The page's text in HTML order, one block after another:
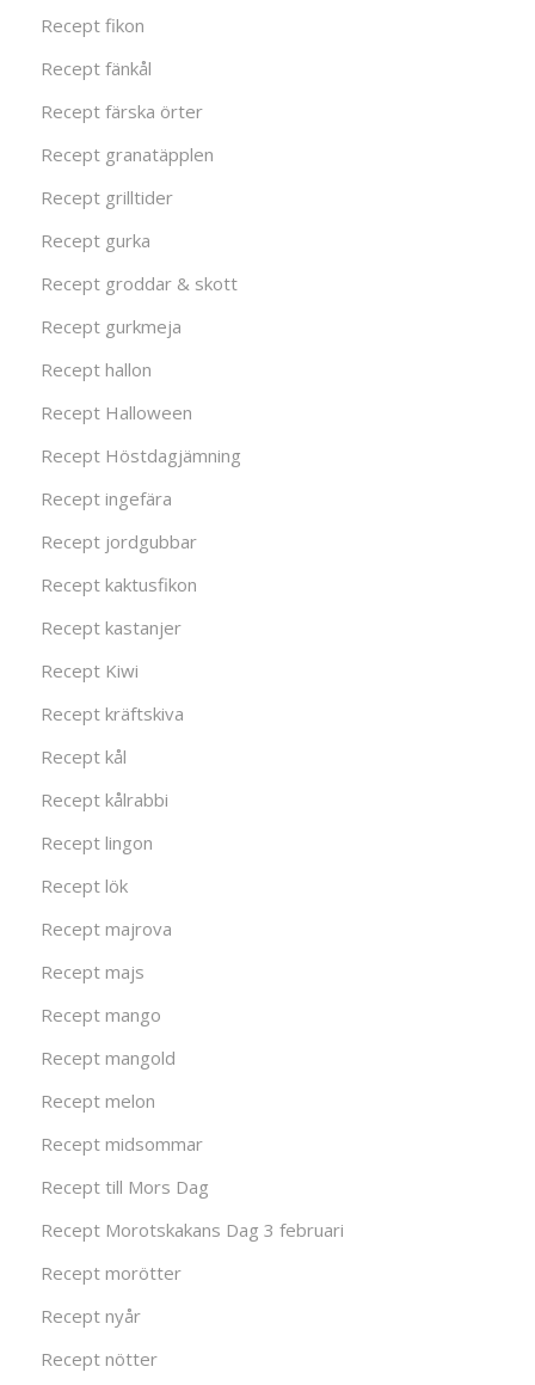
Recept fikon
Recept fänkål
Recept färska örter
Recept granatäpplen
Recept grilltider
Recept gurka
Recept groddar & skott
Recept gurkmeja
Recept hallon
Recept Halloween
Recept Höstdagjämning
Recept ingefära
Recept jordgubbar
Recept kaktusfikon
Recept kastanjer
Recept Kiwi
Recept kräftskiva
Recept kål
Recept kålrabbi
Recept lingon
Recept lök
Recept majrova
Recept majs
Recept mango
Recept mangold
Recept melon
Recept midsommar
Recept till Mors Dag
Recept Morotskakans Dag 3 februari
Recept morötter
Recept nyår
Recept nötter